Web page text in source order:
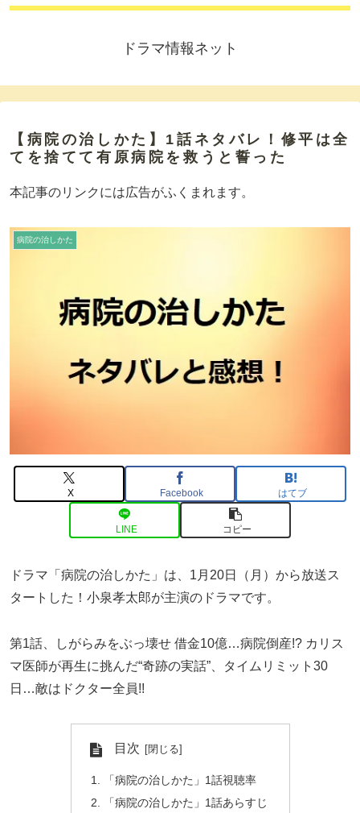
ドラマ情報ネット
【病院の治しかた】1話ネタバレ！修平は全
てを捨てて有原病院を救うと誓った
本記事のリンクには広告がふくまれます。
病院の治しかた
X Facebook はてブ
LINE コピー
ドラマ「病院の治しかた」は、1月20日（月）から放送ス
タートした！小泉孝太郎が主演のドラマです。
第1話、しがらみをぶっ壊せ 借金10億…病院倒産!? カリス
マ医師が再生に挑んだ“奇跡の実話”、タイムリミット30
日…敵はドクター全員!!
目次
「病院の治しかた」1話視聴率
「病院の治しかた」1話あらすじ